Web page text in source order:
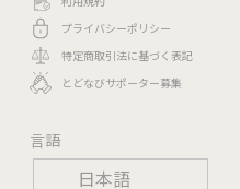
日本語
飲み放題 飲み放題【980円
ベジタリアン
有り
プライバシーポリシー
特定商取引法に基づく表記
とどなびサポーター募集
言語